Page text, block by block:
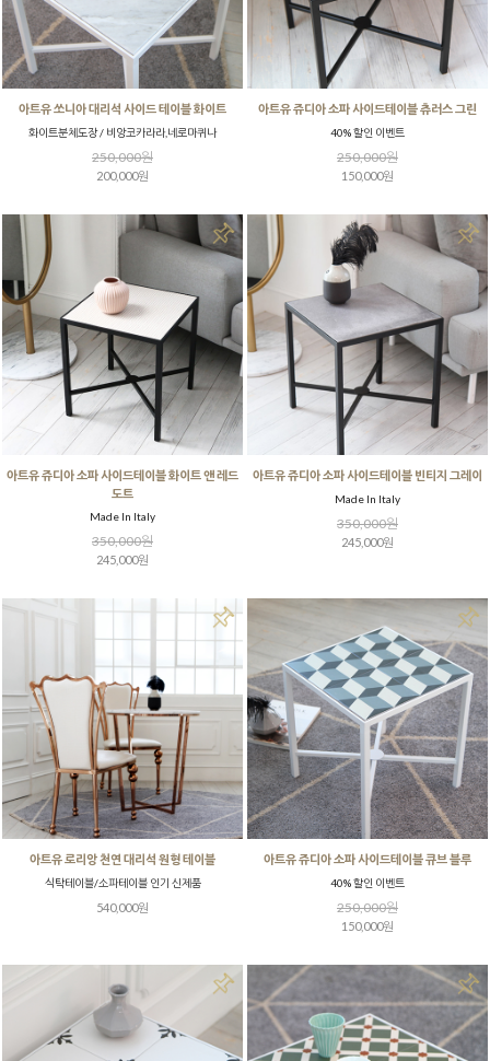
아트유 쏘니아 대리석 사이드 테이블 화이트
화이트분체도장 / 비앙코카라라,네로마퀴나
250,000원
200,000원
아트유 쥬디아 소파 사이드테이블 츄러스 그린
40% 할인 이벤트
250,000원
150,000원
아트유 쥬디아 소파 사이드테이블 화이트 앤 레드
도트
Made In Italy
350,000원
245,000원
아트유 쥬디아 소파 사이드테이블 빈티지 그레이
Made In Italy
350,000원
245,000원
아트유 로리앙 천연 대리석 원형 테이블
식탁테이블/소파테이블 인기 신제품
540,000원
아트유 쥬디아 소파 사이드테이블 큐브 블루
40% 할인 이벤트
250,000원
150,000원